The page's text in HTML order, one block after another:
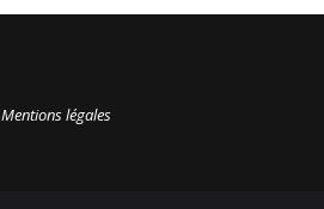
Mentions légales